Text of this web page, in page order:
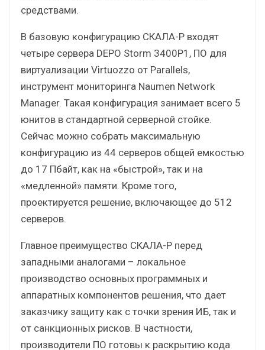
средствами.
В базовую конфигурацию СКАЛА-Р входят
четыре сервера DEPO Storm 3400P1, ПО для
виртуализации Virtuozzo от Parallels,
инструмент мониторинга Naumen Network
Manager. Такая конфигурация занимает всего 5
юнитов в стандартной серверной стойке.
Сейчас можно собрать максимальную
конфигурацию из 44 серверов общей емкостью
до 17 Пбайт, как на «быстрой», так и на
«медленной» памяти. Кроме того,
проектируется решение, включающее до 512
серверов.
Главное преимущество СКАЛА-Р перед
западными аналогами – локальное
производство основных программных и
аппаратных компонентов решения, что дает
заказчику защиту как с точки зрения ИБ, так и
от санкционных рисков. В частности,
производители ПО готовы к раскрытию кода